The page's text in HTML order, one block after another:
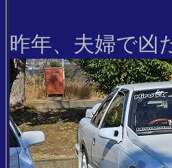
昨年、夫婦で凶